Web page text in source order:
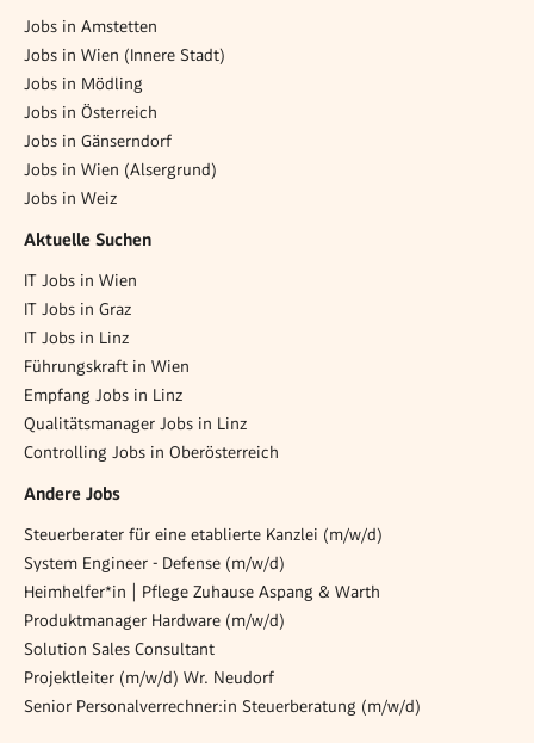
Jobs in Amstetten
Jobs in Wien (Innere Stadt)
Jobs in Mödling
Jobs in Österreich
Jobs in Gänserndorf
Jobs in Wien (Alsergrund)
Jobs in Weiz
Aktuelle Suchen
IT Jobs in Wien
IT Jobs in Graz
IT Jobs in Linz
Führungskraft in Wien
Empfang Jobs in Linz
Qualitätsmanager Jobs in Linz
Controlling Jobs in Oberösterreich
Andere Jobs
Steuerberater für eine etablierte Kanzlei (m/w/d)
System Engineer - Defense (m/w/d)
Heimhelfer*in | Pflege Zuhause Aspang & Warth
Produktmanager Hardware (m/w/d)
Solution Sales Consultant
Projektleiter (m/w/d) Wr. Neudorf
Senior Personalverrechner:in Steuerberatung (m/w/d)